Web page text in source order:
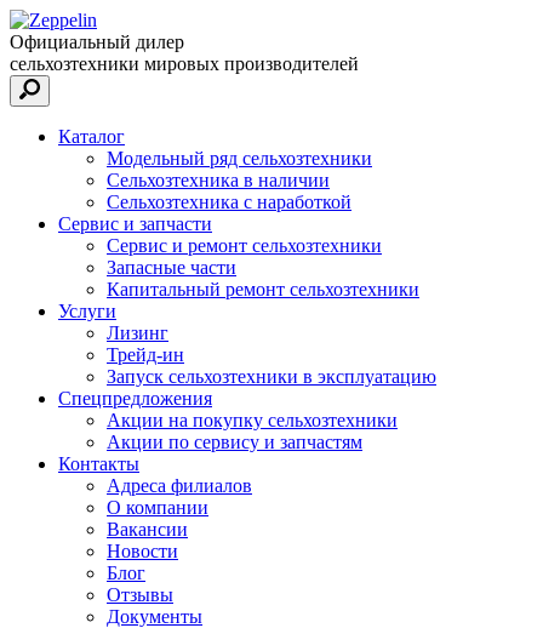
Официальный дилер
сельхозтехники мировых производителей
Каталог
Модельный ряд сельхозтехники
Сельхозтехника в наличии
Сельхозтехника с наработкой
Сервис и запчасти
Сервис и ремонт сельхозтехники
Запасные части
Капитальный ремонт сельхозтехники
Услуги
Лизинг
Трейд-ин
Запуск сельхозтехники в эксплуатацию
Спецпредложения
Акции на покупку сельхозтехники
Акции по сервису и запчастям
Контакты
Адреса филиалов
О компании
Вакансии
Новости
Блог
Отзывы
Документы